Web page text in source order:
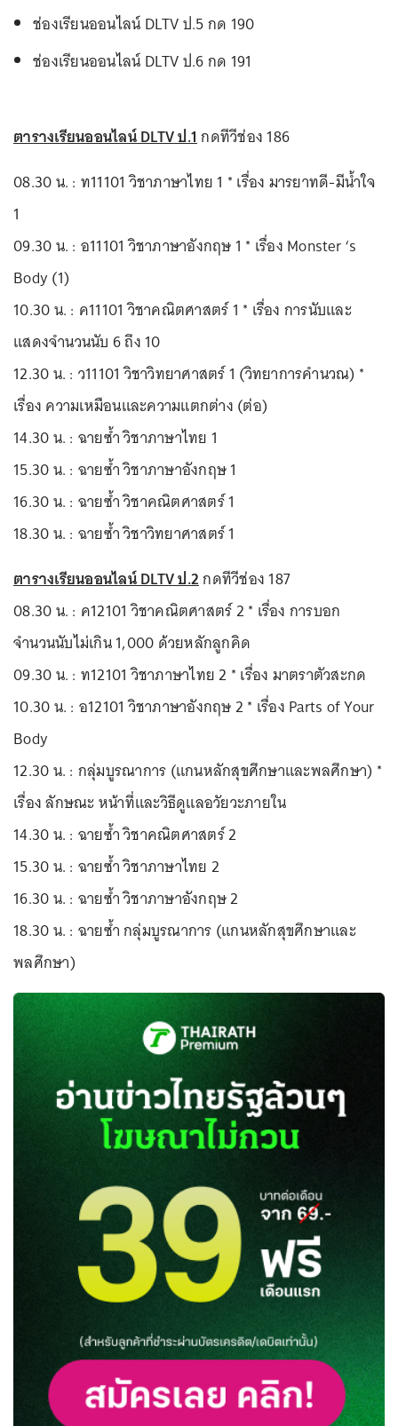
ช่องเรียนออนไลน์ DLTV ป.5 กด 190
ช่องเรียนออนไลน์ DLTV ป.6 กด 191
ตารางเรียนออนไลน์ DLTV ป.1กดทีวีช่อง 186
08.30 น. : ท11101 วิชาภาษาไทย 1 * เรื่อง มารยาทดี-มีน้ำใจ
1
09.30 น. : อ11101 วิชาภาษาอังกฤษ 1 * เรื่อง Monster ‘s
Body (1)
10.30 น. : ค11101 วิชาคณิตศาสตร์ 1 * เรื่อง การนับและ
แสดงจำนวนนับ 6 ถึง 10
12.30 น. : ว11101 วิชาวิทยาศาสตร์ 1 (วิทยาการคำนวณ) *
เรื่อง ความเหมือนและความแตกต่าง (ต่อ)
14.30 น. : ฉายซ้ำ วิชาภาษาไทย 1
15.30 น. : ฉายซ้ำ วิชาภาษาอังกฤษ 1
16.30 น. : ฉายซ้ำ วิชาคณิตศาสตร์ 1
18.30 น. : ฉายซ้ำ วิชาวิทยาศาสตร์ 1
ตารางเรียนออนไลน์ DLTV ป.2กดทีวีช่อง 187
08.30 น. : ค12101 วิชาคณิตศาสตร์ 2 * เรื่อง การบอก
จำนวนนับไม่เกิน 1,000 ด้วยหลักลูกคิด
09.30 น. : ท12101 วิชาภาษาไทย 2 * เรื่อง มาตราตัวสะกด
10.30 น. : อ12101 วิชาภาษาอังกฤษ 2 * เรื่อง Parts of Your
Body
12.30 น. : กลุ่มบูรณาการ (แกนหลักสุขศึกษาและพลศึกษา) *
เรื่อง ลักษณะ หน้าที่และวิธีดูแลอวัยวะภายใน
14.30 น. : ฉายซ้ำ วิชาคณิตศาสตร์ 2
15.30 น. : ฉายซ้ำ วิชาภาษาไทย 2
16.30 น. : ฉายซ้ำ วิชาภาษาอังกฤษ 2
18.30 น. : ฉายซ้ำ กลุ่มบูรณาการ (แกนหลักสุขศึกษาและ
พลศึกษา)